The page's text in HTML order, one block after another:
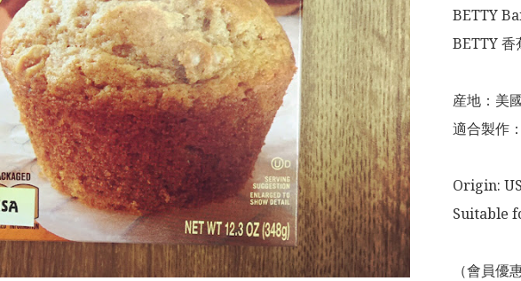
BETTY
BETTY 香
産地：美
適合製作
Origin:
Suitable
（會員優